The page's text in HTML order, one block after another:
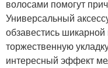
волосами помогут
Универсальный
обзавестись
торжественную
интересный эффект